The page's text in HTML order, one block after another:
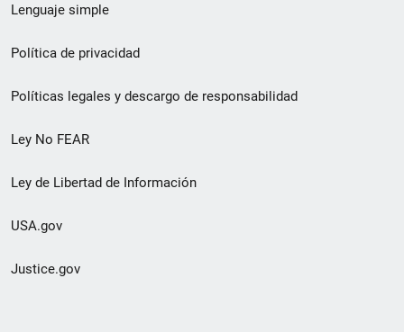
de
pie
de
página
Lenguaje simple
Política de privacidad
Políticas legales y descargo de responsabilidad
Ley No FEAR
Ley de Libertad de Información
USA.gov
Justice.gov